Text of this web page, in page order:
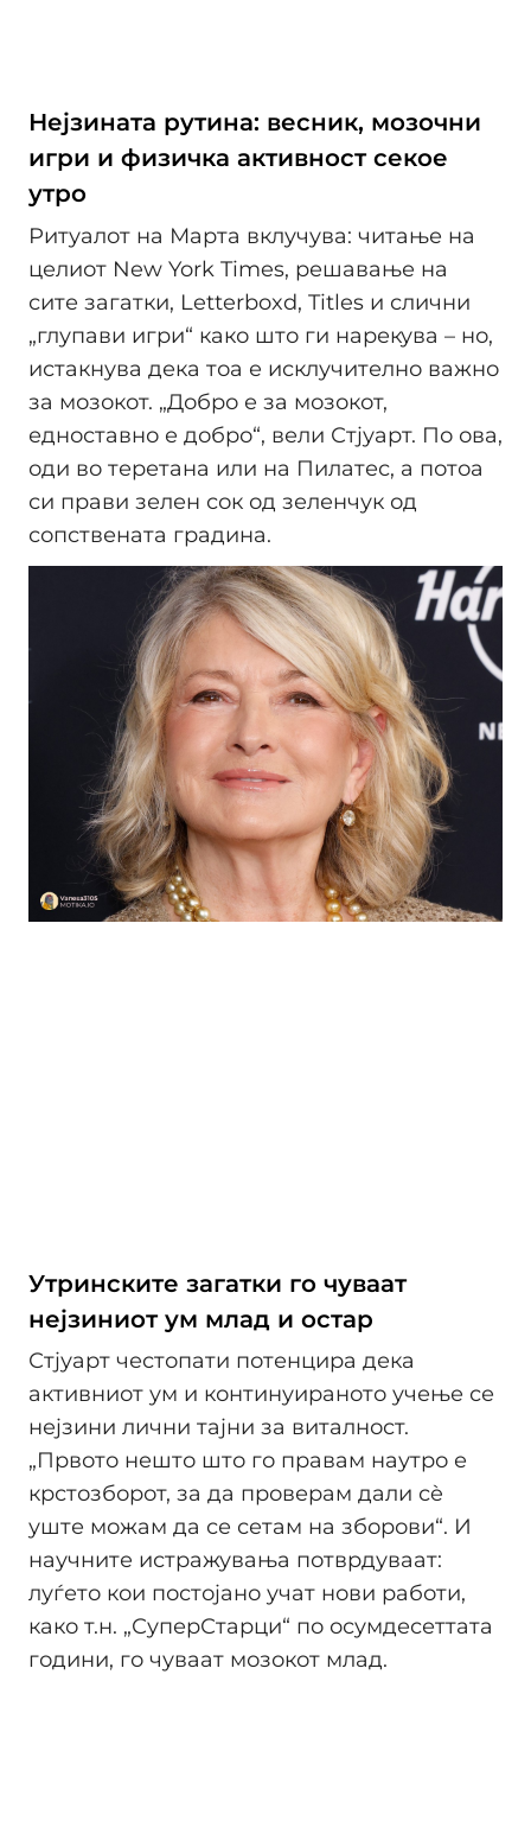
Нејзината рутина: весник, мозочни
игри и физичка активност секое
утро
Ритуалот на Марта вклучува: читање на
целиот New York Times, решавање на
сите загатки, Letterboxd, Titles и слични
„глупави игри“ како што ги нарекува – но,
истакнува дека тоа е исклучително важно
за мозокот. „Добро е за мозокот,
едноставно е добро“, вели Стјуарт. По ова,
оди во теретана или на Пилатес, а потоа
си прави зелен сок од зеленчук од
сопствената градина.
Утринските загатки го чуваат
нејзиниот ум млад и остар
Стјуарт честопати потенцира дека
активниот ум и континуираното учење се
нејзини лични тајни за виталност.
„Првото нешто што го правам наутро е
крстозборот, за да проверам дали сè
уште можам да се сетам на зборови“. И
научните истражувања потврдуваат:
луѓето кои постојано учат нови работи,
како т.н. „СуперСтарци“ по осумдесеттата
години, го чуваат мозокот млад.